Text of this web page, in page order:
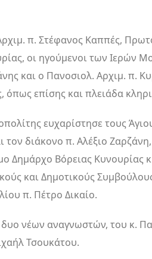
π. Στέφανος Καππές,
οι ηγούμενοι των Ιερών
και ο Πανοσιολ. Αρχιμ. π.
επίσης και πλειάδα
ευχαρίστησε τους
διάκονο π. Αλέξιο
Δημάρχο Βόρειας
και Δημοτικούς
π. Πέτρο Δικαίο.
νέων αναγνωστών, του κ.
Τσουκάτου.